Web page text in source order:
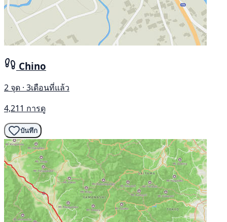
Chino
2 จุด · 3เดือนที่แล้ว
4,211 การดู
บันทึก